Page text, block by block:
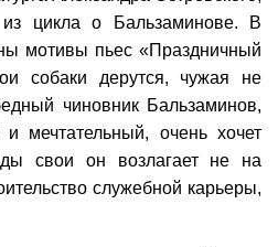
из цикла о Бальзаминове. В
мотивы пьес «Праздничный
собаки дерутся, чужая не
чиновник Бальзаминов,
мечтательный, очень хочет
свои он возлагает не на
служебной карьеры,